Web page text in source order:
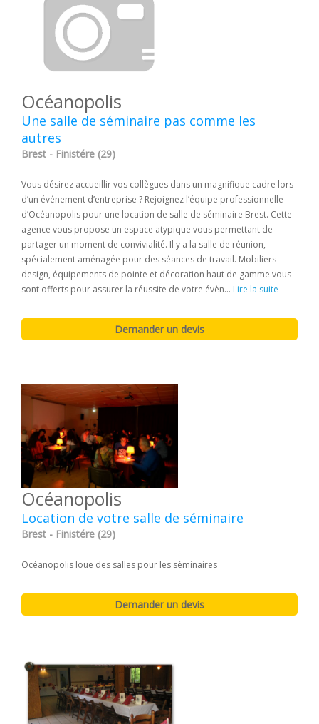
Océanopolis
Une salle de séminaire pas comme les
autres
Brest - Finistére (29)
Vous désirez accueillir vos collègues dans un magnifique cadre lors
d’un événement d’entreprise ? Rejoignez l’équipe professionnelle
d’Océanopolis pour une location de salle de séminaire Brest. Cette
agence vous propose un espace atypique vous permettant de
partager un moment de convivialité. Il y a la salle de réunion,
spécialement aménagée pour des séances de travail. Mobiliers
design, équipements de pointe et décoration haut de gamme vous
sont offerts pour assurer la réussite de votre évèn... Lire la suite
Océanopolis
Location de votre salle de séminaire
Brest - Finistére (29)
Océanopolis loue des salles pour les séminaires